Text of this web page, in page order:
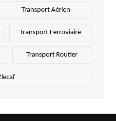
Transport Aérien
Transport Ferroviaire
Transport Routier